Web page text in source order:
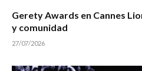
Gerety Awards en Cannes
y comunidad
27/07/2026